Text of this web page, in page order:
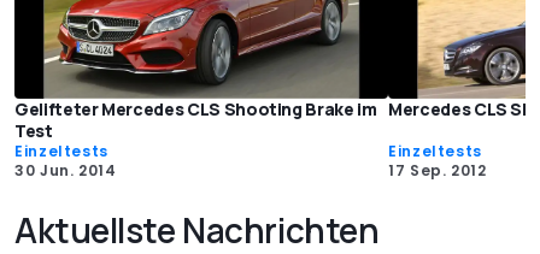
Gelifteter Mercedes CLS Shooting Brake im
Test
Einzeltests
30 Jun. 2014
Mercedes CLS
Einzeltests
17 Sep. 2012
Aktuellste Nachrichten